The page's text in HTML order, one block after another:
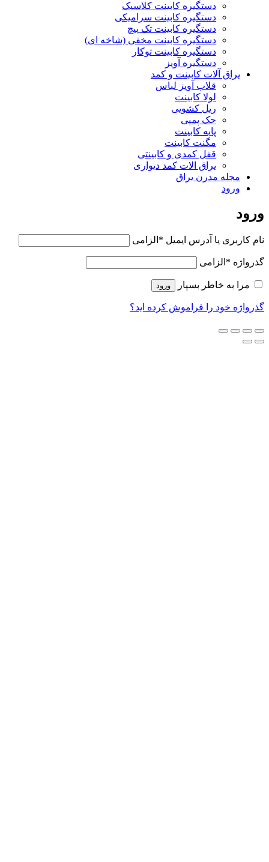
دستگیره کابینت کلاسیک
دستگیره کابینت سرامیکی
دستگیره کابینت تک پیچ
دستگیره کابینت مخفی (شاخه ای)
دستگیره کابینت توکار
دستگیره آویز
یراق آلات کابینت و کمد
قلاب آویز لباس
لولا کابینت
ریل کشویی
جک پمپی
پایه کابینت
مگنت کابینت
قفل کمدی و کابینتی
یراق الات کمد دیواری
مجله مدرن یراق
ورود
ورود
نام کاربری یا آدرس ایمیل * الزامی
گذرواژه * الزامی
مرا به خاطر بسپار ورود
گذرواژه خود را فراموش کرده اید؟